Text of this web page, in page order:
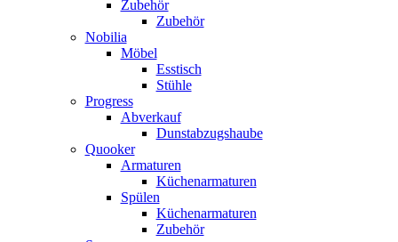
Zubehör
Zubehör
Nobilia
Möbel
Esstisch
Stühle
Progress
Abverkauf
Dunstabzugshaube
Quooker
Armaturen
Küchenarmaturen
Spülen
Küchenarmaturen
Zubehör